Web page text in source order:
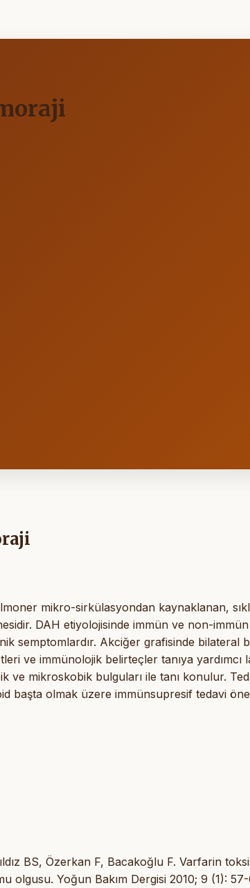
mikro-sirkülasyondan kaynaklanan,
DAH etiyolojisinde immün ve non-
semptomlardır. Akciğer grafisinde bilateral
ve immünolojik belirteçler tanıya
ve mikroskobik bulguları ile tanı konulur.
başta olmak üzere immünsupresif tedavi
BS, Özerkan F, Bacakoğlu F. Varfarin
olgusu. Yoğun Bakım Dergisi 2010; 9 (1):